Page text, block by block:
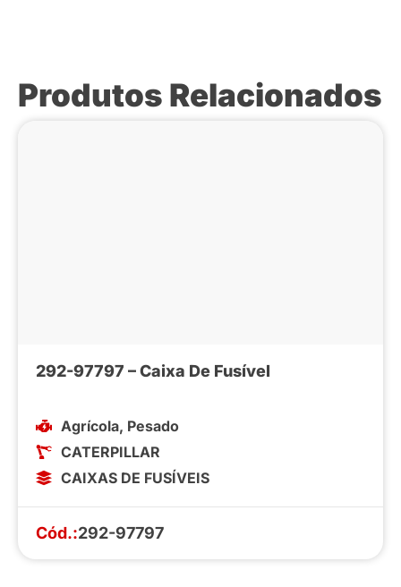
Produtos Relacionados
292-97797 – Caixa De Fusível
Agrícola, Pesado
CATERPILLAR
CAIXAS DE FUSÍVEIS
Cód.:292-97797